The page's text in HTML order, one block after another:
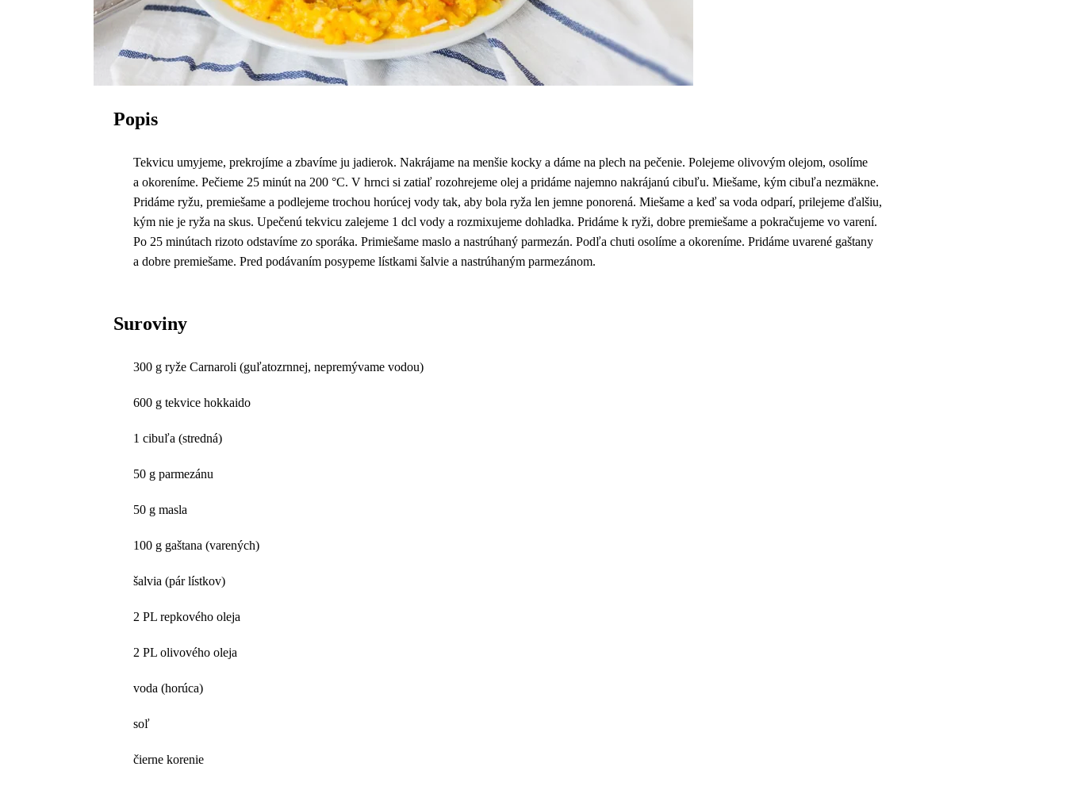
Popis
Tekvicu umyjeme, prekrojíme a zbavíme ju jadierok. Nakrájame na menšie kocky a dáme na plech na pečenie. Polejeme olivovým olejom, osolíme
a okoreníme. Pečieme 25 minút na 200 °C. V hrnci si zatiaľ rozohrejeme olej a pridáme najemno nakrájanú cibuľu. Miešame, kým cibuľa nezmäkne.
Pridáme ryžu, premiešame a podlejeme trochou horúcej vody tak, aby bola ryža len jemne ponorená. Miešame a keď sa voda odparí, prilejeme ďalšiu,
kým nie je ryža na skus. Upečenú tekvicu zalejeme 1 dcl vody a rozmixujeme dohladka. Pridáme k ryži, dobre premiešame a pokračujeme vo varení.
Po 25 minútach rizoto odstavíme zo sporáka. Primiešame maslo a nastrúhaný parmezán. Podľa chuti osolíme a okoreníme. Pridáme uvarené gaštany
a dobre premiešame. Pred podávaním posypeme lístkami šalvie a nastrúhaným parmezánom.
Suroviny
300 g ryže Carnaroli (guľatozrnnej, nepremývame vodou)
600 g tekvice hokkaido
1 cibuľa (stredná)
50 g parmezánu
50 g masla
100 g gaštana (varených)
šalvia (pár lístkov)
2 PL repkového oleja
2 PL olivového oleja
voda (horúca)
soľ
čierne korenie